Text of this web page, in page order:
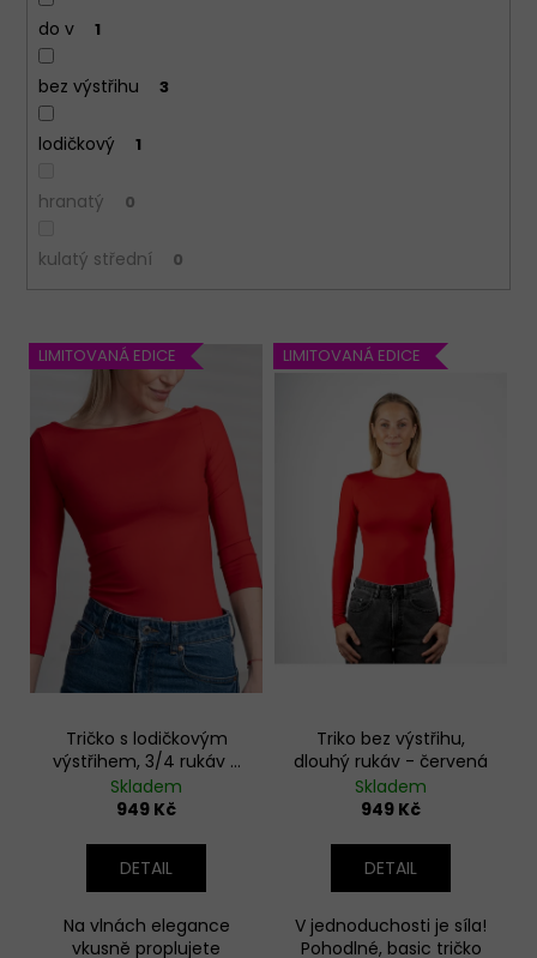
do v 1
bez výstřihu 3
lodičkový 1
hranatý 0
kulatý střední 0
V
i
k
t
LIMITOVANÁ EDICE
Tričko s lodičkovým
výstřihem, 3/4 rukáv -
červená
Skladem
949 Kč
DETAIL
Na vlnách elegance
vkusně proplujete
LIMITOVANÁ EDICE
Triko bez výstřihu,
dlouhý rukáv - červená
Skladem
949 Kč
DETAIL
V jednoduchosti je síla!
Pohodlné, basic tričko